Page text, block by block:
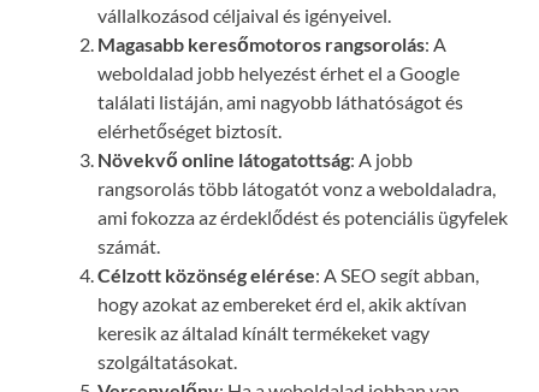
vállalkozásod céljaival és igényeivel.
Magasabb keresőmotoros rangsorolás: A
weboldalad jobb helyezést érhet el a Google
találati listáján, ami nagyobb láthatóságot és
elérhetőséget biztosít.
Növekvő online látogatottság: A jobb
rangsorolás több látogatót vonz a weboldaladra,
ami fokozza az érdeklődést és potenciális ügyfelek
számát.
Célzott közönség elérése: A SEO segít abban,
hogy azokat az embereket érd el, akik aktívan
keresik az általad kínált termékeket vagy
szolgáltatásokat.